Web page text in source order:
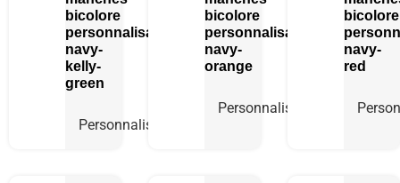
bicolore
personnalisable
navy-
kelly-
green
Personnaliser
bicolore
personnalisable
navy-
orange
Personnaliser
bicolore
navy-
red